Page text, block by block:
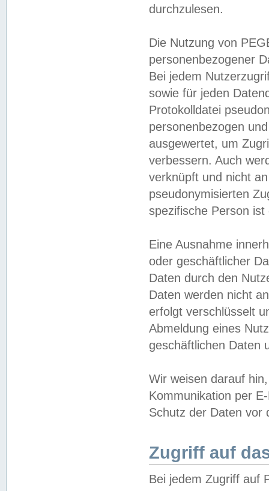
durchzulesen.
Die Nutzung von
personenbezogener
Bei jedem
sowie für jeden
Protokolldatei
personenbezogen
ausgewertet, um
verbessern. Auch
verknüpft und nicht
pseudonymisierten
spezifische Person
Eine Ausnahme
oder geschäftlicher
Daten durch den
Daten werden nicht
erfolgt verschlüsselt
Abmeldung eines
geschäftlichen Daten
Wir weisen darauf
Kommunikation per
Schutz der Daten vor
Zugriff auf
Bei jedem Zugriff auf